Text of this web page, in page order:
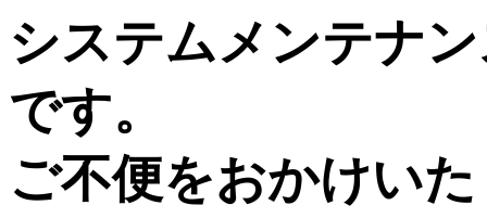
システムメンテナ
です。
ご不便をおかけい